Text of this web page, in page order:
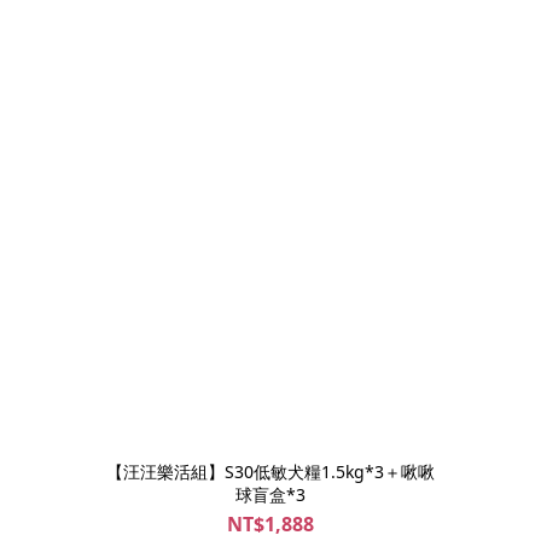
【汪汪樂活組】S30低敏犬糧1.5kg*3＋啾啾
球盲盒*3
NT$1,888